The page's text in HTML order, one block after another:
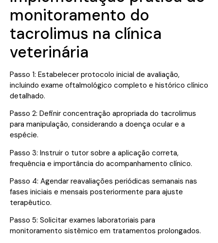
monitoramento do
tacrolimus na clínica
veterinária
Passo 1: Estabelecer protocolo inicial de avaliação,
incluindo exame oftalmológico completo e histórico clínico
detalhado.
Passo 2: Definir concentração apropriada do tacrolimus
para manipulação, considerando a doença ocular e a
espécie.
Passo 3: Instruir o tutor sobre a aplicação correta,
frequência e importância do acompanhamento clínico.
Passo 4: Agendar reavaliações periódicas semanais nas
fases iniciais e mensais posteriormente para ajuste
terapêutico.
Passo 5: Solicitar exames laboratoriais para
monitoramento sistêmico em tratamentos prolongados.